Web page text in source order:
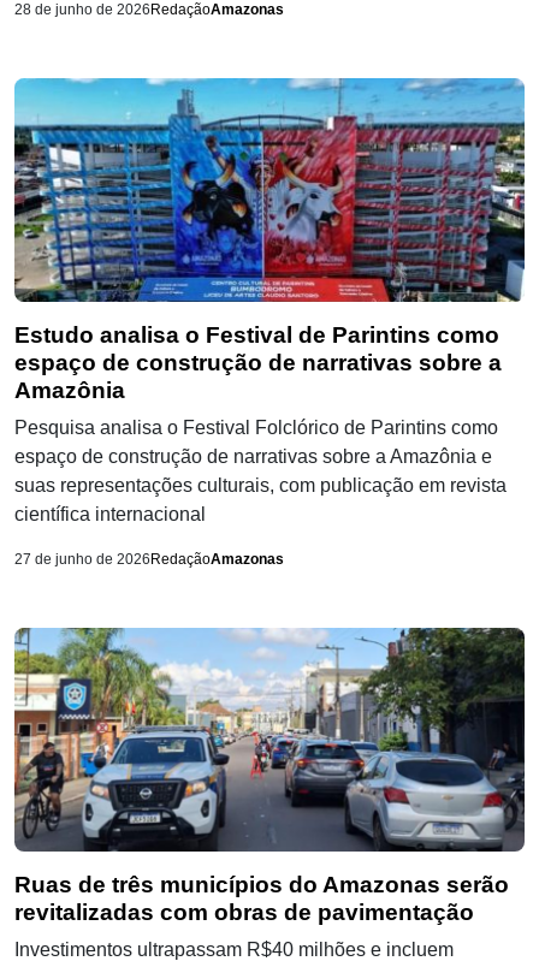
28 de junho de 2026 RedaçãoAmazonas
Estudo analisa o Festival de Parintins como
espaço de construção de narrativas sobre a
Amazônia
Pesquisa analisa o Festival Folclórico de Parintins como
espaço de construção de narrativas sobre a Amazônia e
suas representações culturais, com publicação em revista
científica internacional
27 de junho de 2026 RedaçãoAmazonas
Ruas de três municípios do Amazonas serão
revitalizadas com obras de pavimentação
Investimentos ultrapassam R$40 milhões e incluem